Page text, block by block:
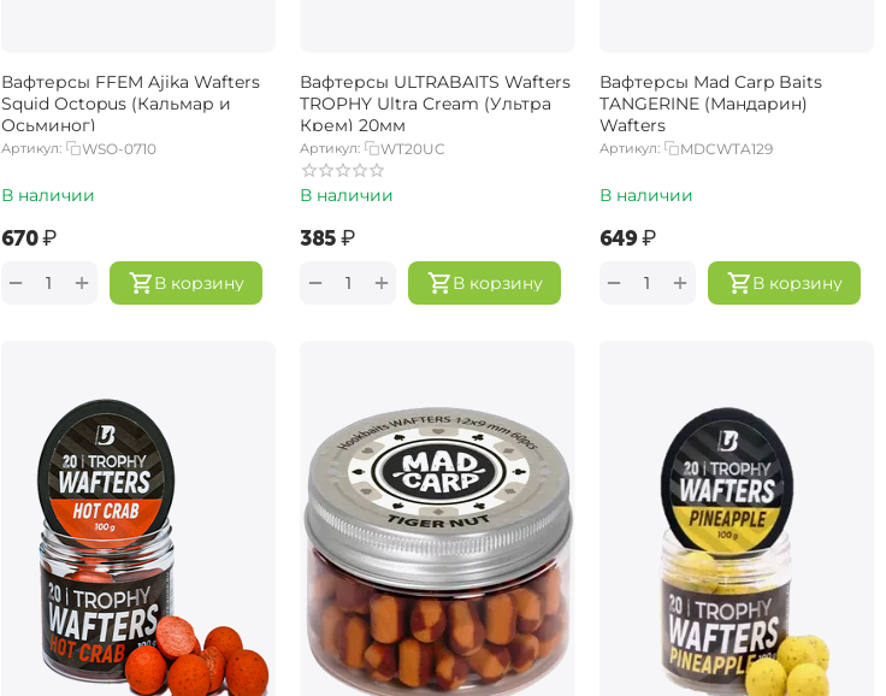
Вафтерсы FFEM Ajika Wafters
Squid Octopus (Кальмар и
Осьминог)
Артикул: WSO-0710
В наличии
‍670‍₽
В корзину
+
−
Вафтерсы ULTRABAITS Wafters
TROPHY Ultra Cream (Ультра
Крем) 20мм
Артикул: WT20UC
В наличии
‍385‍₽
В корзину
+
−
Вафтерсы Mad Carp Baits
TANGERINE (Мандарин)
Wafters
Артикул: MDCWTA129
В наличии
‍649‍₽
В корзину
+
−